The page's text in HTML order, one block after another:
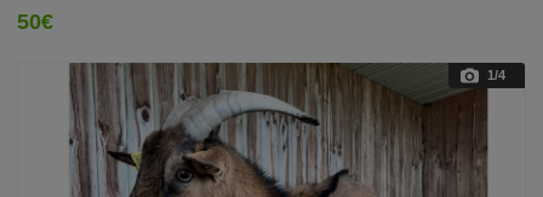
50€
1/4